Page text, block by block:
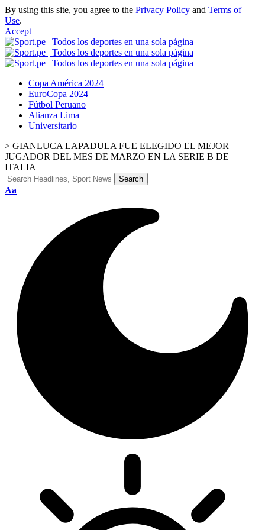
By using this site, you agree to the Privacy Policy and Terms of
Use.
Accept
Copa América 2024
EuroCopa 2024
Fútbol Peruano
Alianza Lima
Universitario
> GIANLUCA LAPADULA FUE ELEGIDO EL MEJOR
JUGADOR DEL MES DE MARZO EN LA SERIE B DE
ITALIA
Font
Aa